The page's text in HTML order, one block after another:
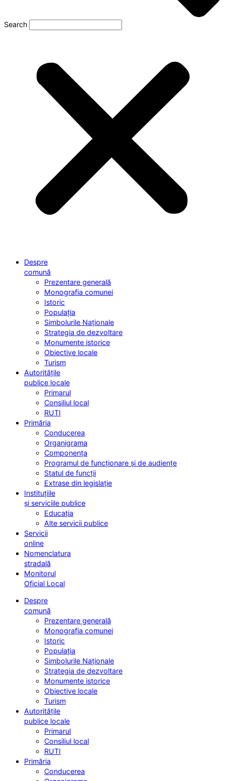
Search
Despre
comună
Prezentare generală
Monografia comunei
Istoric
Populația
Simbolurile Naționale
Strategia de dezvoltare
Monumente istorice
Obiective locale
Turism
Autoritățile
publice locale
Primarul
Consiliul local
RUTI
Primăria
Conducerea
Organigrama
Componența
Programul de funcționare și de audiențe
Statul de funcții
Extrase din legislație
Instituțiile
și serviciile publice
Educația
Alte servicii publice
Servicii
online
Nomenclatura
stradală
Monitorul
Oficial Local
Despre
comună
Prezentare generală
Monografia comunei
Istoric
Populația
Simbolurile Naționale
Strategia de dezvoltare
Monumente istorice
Obiective locale
Turism
Autoritățile
publice locale
Primarul
Consiliul local
RUTI
Primăria
Conducerea